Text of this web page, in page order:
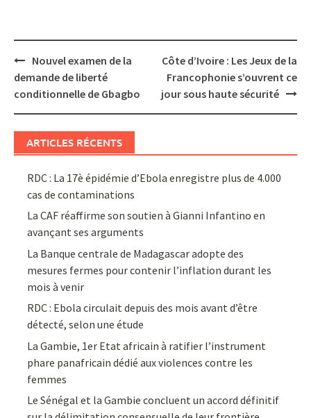
Post
navigation
Nouvel examen de la
demande de liberté
conditionnelle de Gbagbo
Côte d’Ivoire : Les Jeux de la
Francophonie s’ouvrent ce
jour sous haute sécurité
ARTICLES RÉCENTS
RDC : La 17è épidémie d’Ebola enregistre plus de 4.000
cas de contaminations
La CAF réaffirme son soutien à Gianni Infantino en
avançant ses arguments
La Banque centrale de Madagascar adopte des
mesures fermes pour contenir l’inflation durant les
mois à venir
RDC : Ebola circulait depuis des mois avant d’être
détecté, selon une étude
La Gambie, 1er Etat africain à ratifier l’instrument
phare panafricain dédié aux violences contre les
femmes
Le Sénégal et la Gambie concluent un accord définitif